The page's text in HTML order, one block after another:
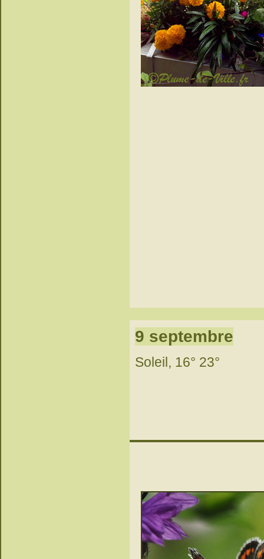
9 septembre
Soleil, 16° 23°